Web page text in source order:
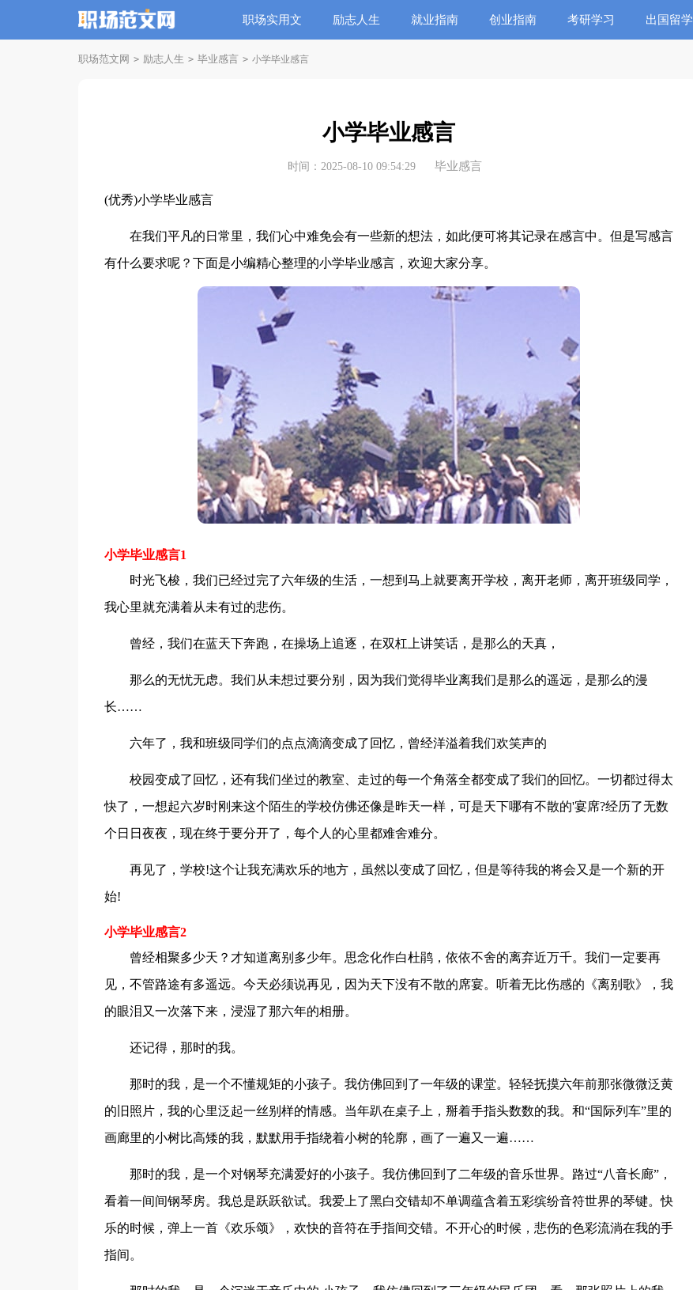
职场实用文 励志人生 就业指南 创业指南 考研学习 出国留学
职场范文网 > 励志人生 > 毕业感言 > 小学毕业感言
小学毕业感言
时间：2025-08-10 09:54:29 毕业感言
(优秀)小学毕业感言
在我们平凡的日常里，我们心中难免会有一些新的想法，如此便可将其记录在感言中。但是写感言
有什么要求呢？下面是小编精心整理的小学毕业感言，欢迎大家分享。
小学毕业感言1
时光飞梭，我们已经过完了六年级的生活，一想到马上就要离开学校，离开老师，离开班级同学，
我心里就充满着从未有过的悲伤。
曾经，我们在蓝天下奔跑，在操场上追逐，在双杠上讲笑话，是那么的天真，
那么的无忧无虑。我们从未想过要分别，因为我们觉得毕业离我们是那么的遥远，是那么的漫
长……
六年了，我和班级同学们的点点滴滴变成了回忆，曾经洋溢着我们欢笑声的
校园变成了回忆，还有我们坐过的教室、走过的每一个角落全都变成了我们的回忆。一切都过得太
快了，一想起六岁时刚来这个陌生的学校仿佛还像是昨天一样，可是天下哪有不散的'宴席?经历了无数
个日日夜夜，现在终于要分开了，每个人的心里都难舍难分。
再见了，学校!这个让我充满欢乐的地方，虽然以变成了回忆，但是等待我的将会又是一个新的开
始!
小学毕业感言2
曾经相聚多少天？才知道离别多少年。思念化作白杜鹃，依依不舍的离弃近万千。我们一定要再
见，不管路途有多遥远。今天必须说再见，因为天下没有不散的席宴。听着无比伤感的《离别歌》，我
的眼泪又一次落下来，浸湿了那六年的相册。
还记得，那时的我。
那时的我，是一个不懂规矩的小孩子。我仿佛回到了一年级的课堂。轻轻抚摸六年前那张微微泛黄
的旧照片，我的心里泛起一丝别样的情感。当年趴在桌子上，掰着手指头数数的我。和“国际列车”里的
画廊里的小树比高矮的我，默默用手指绕着小树的轮廓，画了一遍又一遍……
那时的我，是一个对钢琴充满爱好的小孩子。我仿佛回到了二年级的音乐世界。路过“八音长廊”，
看着一间间钢琴房。我总是跃跃欲试。我爱上了黑白交错却不单调蕴含着五彩缤纷音符世界的琴键。快
乐的时候，弹上一首《欢乐颂》，欢快的音符在手指间交错。不开心的时候，悲伤的色彩流淌在我的手
指间。